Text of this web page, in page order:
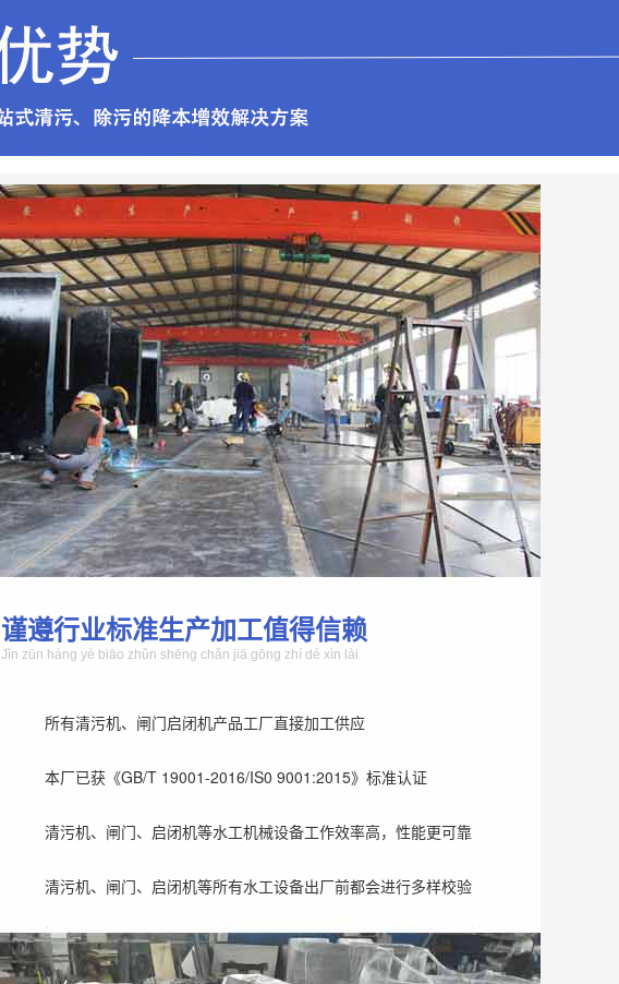
谨遵行业标准生产加工值得信赖
Jǐn zūn háng yè biāo zhǔn shēng chǎn jiā gōng zhí dé xìn lài
所有清污机、闸门启闭机产品工厂直接加工供应
本厂已获《GB/T 19001-2016/IS0 9001:2015》标准认证
清污机、闸门、启闭机等水工机械设备工作效率高，性能更可靠
清污机、闸门、启闭机等所有水工设备出厂前都会进行多样校验